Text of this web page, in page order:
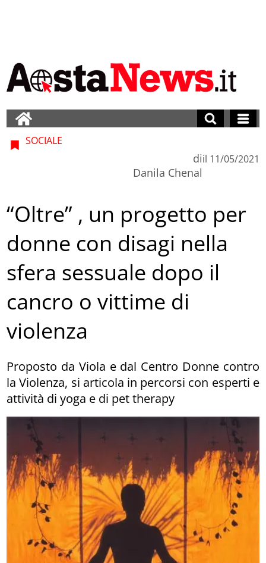
SOCIALE
di
Danila Chenal
il 11/05/2021
“Oltre” , un progetto per
donne con disagi nella
sfera sessuale dopo il
cancro o vittime di
violenza
Proposto da Viola e dal Centro Donne contro
la Violenza, si articola in percorsi con esperti e
attività di yoga e di pet therapy